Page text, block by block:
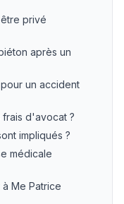
privé
après un
un accident
d'avocat ?
impliqués ?
médicale
Me Patrice